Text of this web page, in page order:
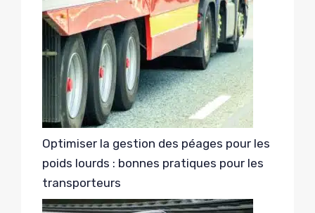
Optimiser la gestion des péages pour les
poids lourds : bonnes pratiques pour les
transporteurs